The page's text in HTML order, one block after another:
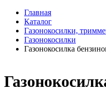
Главная
Каталог
Газонокосилки,
Газонокосилки
Газонокосилка